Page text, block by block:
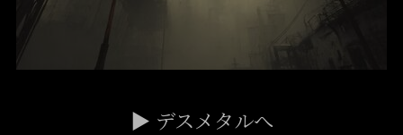
▶ デスメタルへ